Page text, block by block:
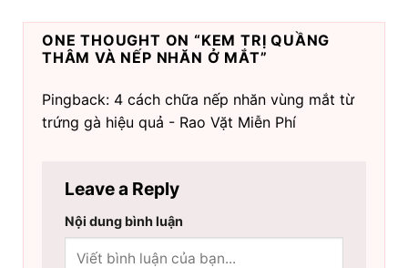
ONE THOUGHT ON “KEM TRỊ QUẦNG
THÂM VÀ NẾP NHĂN Ở MẮT”
Pingback: 4 cách chữa nếp nhăn vùng mắt từ
trứng gà hiệu quả - Rao Vặt Miễn Phí
Leave a Reply
Nội dung bình luận